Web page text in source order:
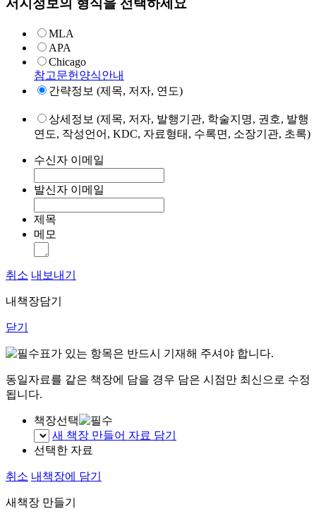
서지정보의 형식을 선택하세요
MLA
APA
Chicago
참고문헌양식안내
간략정보 (제목, 저자, 연도)
상세정보 (제목, 저자, 발행기관, 학술지명, 권호, 발행
연도, 작성언어, KDC, 자료형태, 수록면, 소장기관, 초록)
수신자 이메일
발신자 이메일
제목
메모
취소 내보내기
내책장담기
닫기
표가 있는 항목은 반드시 기재해 주셔야 합니다.
동일자료를 같은 책장에 담을 경우 담은 시점만 최신으로 수정
됩니다.
책장선택
새 책장 만들어 자료 담기
선택한 자료
취소 내책장에 담기
새책장 만들기